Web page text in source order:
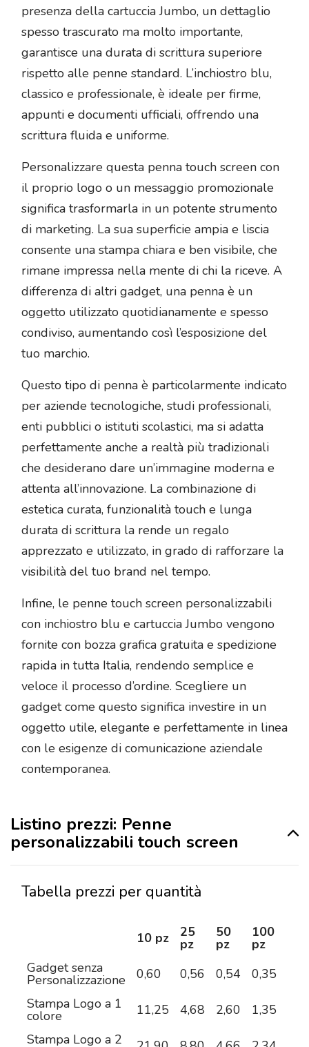
presenza della cartuccia Jumbo, un dettaglio
spesso trascurato ma molto importante,
garantisce una durata di scrittura superiore
rispetto alle penne standard. L’inchiostro blu,
classico e professionale, è ideale per firme,
appunti e documenti ufficiali, offrendo una
scrittura fluida e uniforme.
Personalizzare questa penna touch screen con
il proprio logo o un messaggio promozionale
significa trasformarla in un potente strumento
di marketing. La sua superficie ampia e liscia
consente una stampa chiara e ben visibile, che
rimane impressa nella mente di chi la riceve. A
differenza di altri gadget, una penna è un
oggetto utilizzato quotidianamente e spesso
condiviso, aumentando così l’esposizione del
tuo marchio.
Questo tipo di penna è particolarmente indicato
per aziende tecnologiche, studi professionali,
enti pubblici o istituti scolastici, ma si adatta
perfettamente anche a realtà più tradizionali
che desiderano dare un’immagine moderna e
attenta all’innovazione. La combinazione di
estetica curata, funzionalità touch e lunga
durata di scrittura la rende un regalo
apprezzato e utilizzato, in grado di rafforzare la
visibilità del tuo brand nel tempo.
Infine, le penne touch screen personalizzabili
con inchiostro blu e cartuccia Jumbo vengono
fornite con bozza grafica gratuita e spedizione
rapida in tutta Italia, rendendo semplice e
veloce il processo d’ordine. Scegliere un
gadget come questo significa investire in un
oggetto utile, elegante e perfettamente in linea
con le esigenze di comunicazione aziendale
contemporanea.
Listino prezzi: Penne
personalizzabili touch screen
Tabella prezzi per quantità
10 pz 25
pz
50
pz
100
pz
Gadget senza
Personalizzazione 0,60 0,56 0,54 0,35
Stampa Logo a 1
colore 11,25 4,68 2,60 1,35
Stampa Logo a 2